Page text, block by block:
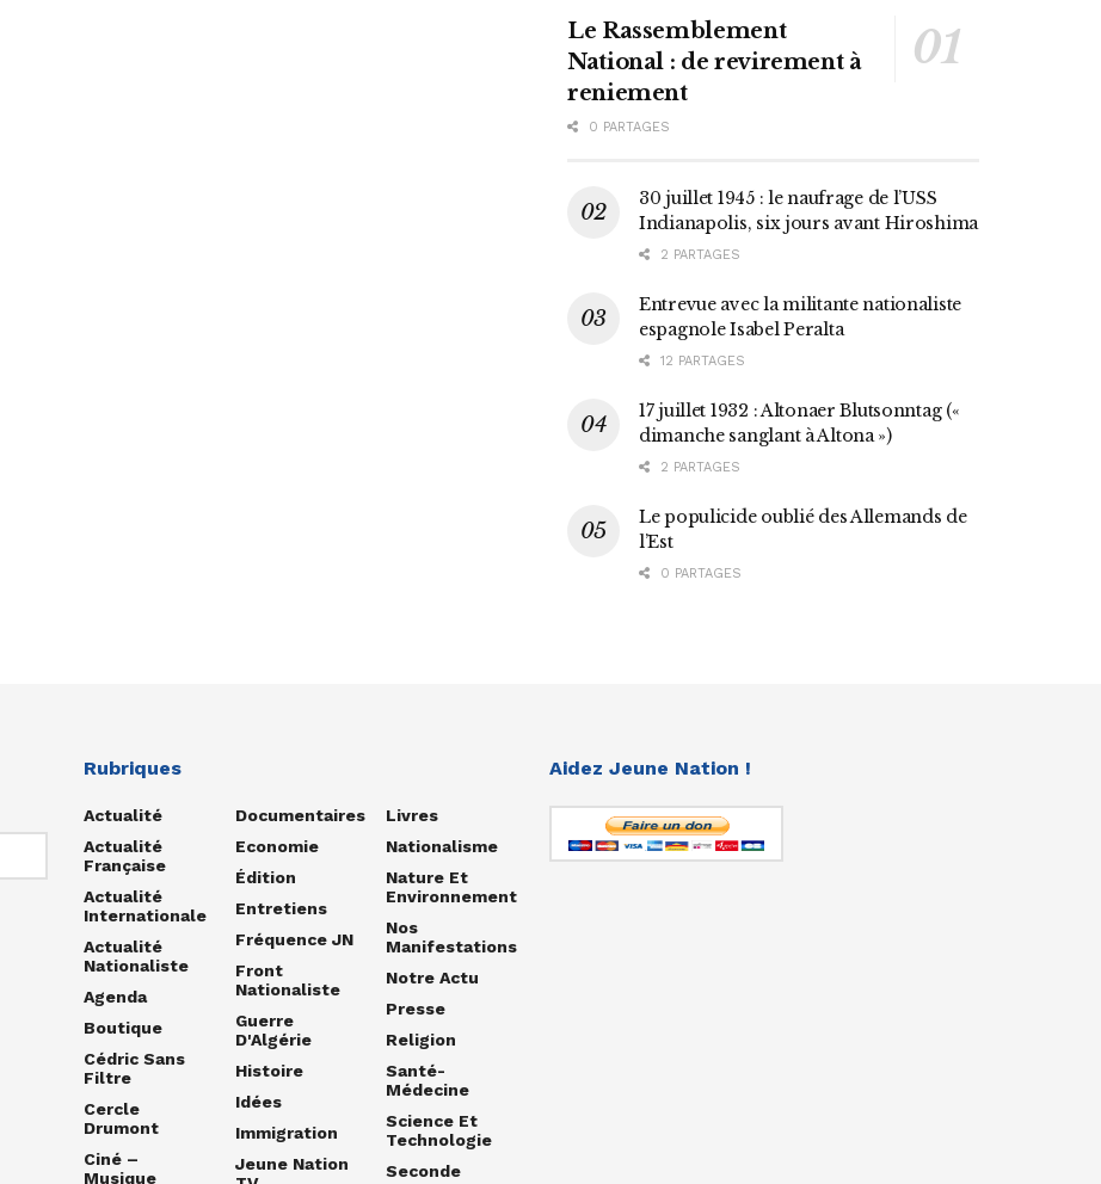
Le Rassemblement
National : de revirement à
reniement
0 PARTAGES
30 juillet 1945 : le naufrage de l’USS
Indianapolis, six jours avant Hiroshima
2 PARTAGES
Entrevue avec la militante nationaliste
espagnole Isabel Peralta
12 PARTAGES
17 juillet 1932 : Altonaer Blutsonntag («
dimanche sanglant à Altona »)
2 PARTAGES
Le populicide oublié des Allemands de
l’Est
0 PARTAGES
Rubriques
Actualité
Actualité
Française
Actualité
Internationale
Actualité
Nationaliste
Agenda
Boutique
Cédric Sans
Filtre
Cercle
Drumont
Ciné –
Musique
Documentaires
Economie
Édition
Entretiens
Fréquence JN
Front
Nationaliste
Guerre
D'Algérie
Histoire
Idées
Immigration
Jeune Nation
Livres
Nationalisme
Nature Et
Environnement
Nos
Manifestations
Notre Actu
Presse
Religion
Santé-
Médecine
Science Et
Technologie
Seconde
Aidez Jeune Nation !